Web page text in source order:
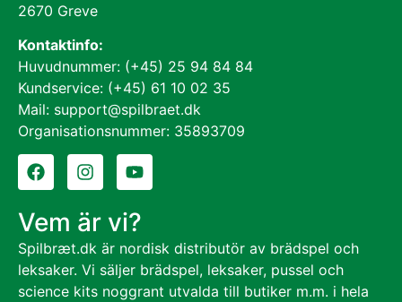
2670 Greve
Kontaktinfo:
Huvudnummer: (+45) 25 94 84 84
Kundservice: (+45) 61 10 02 35
Mail: support@spilbraet.dk
Organisationsnummer: 35893709
Vem är vi?
Spilbræt.dk är nordisk distributör av brädspel och
leksaker. Vi säljer brädspel, leksaker, pussel och
science kits noggrant utvalda till butiker m.m. i hela